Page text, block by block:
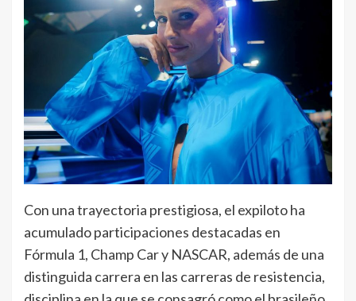
Con una trayectoria prestigiosa, el expiloto ha
acumulado participaciones destacadas en
Fórmula 1, Champ Car y NASCAR, además de una
distinguida carrera en las carreras de resistencia,